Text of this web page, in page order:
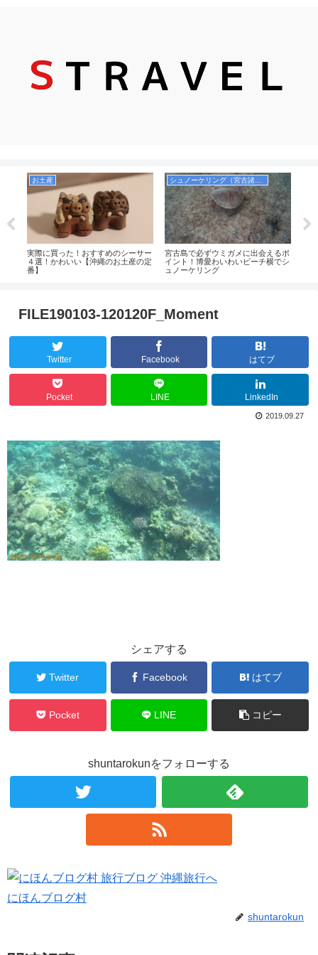
お土産
実際に買った！おすすめのシーサー
４選！かわいい【沖縄のお土産の定
番】
シュノーケリング（宮古諸島）
宮古島で必ずウミガメに出会えるポ
イント！博愛わいわいビーチ横でシ
ュノーケリング
FILE190103-120120F_Moment
Twitter Facebook はてブ
Pocket LINE LinkedIn
2019.09.27
シェアする
Twitter Facebook はてブ
Pocket LINE コピー
shuntarokunをフォローする
にほんブログ村
shuntarokun